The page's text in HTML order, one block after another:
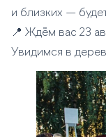
и близких —
📍 Ждём вас 23
Увидимся в